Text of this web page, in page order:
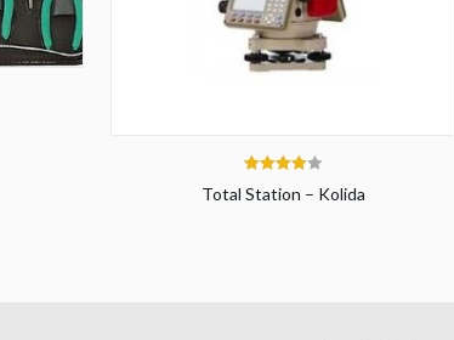
out of 5
Total Station – Kolida